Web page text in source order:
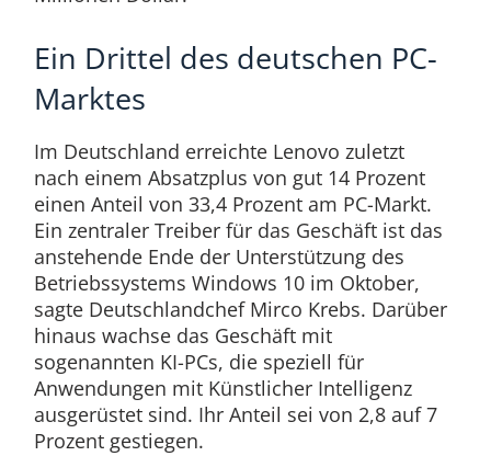
Ein Drittel des deutschen PC-
Marktes
Im Deutschland erreichte Lenovo zuletzt
nach einem Absatzplus von gut 14 Prozent
einen Anteil von 33,4 Prozent am PC-Markt.
Ein zentraler Treiber für das Geschäft ist das
anstehende Ende der Unterstützung des
Betriebssystems Windows 10 im Oktober,
sagte Deutschlandchef Mirco Krebs. Darüber
hinaus wachse das Geschäft mit
sogenannten KI-PCs, die speziell für
Anwendungen mit Künstlicher Intelligenz
ausgerüstet sind. Ihr Anteil sei von 2,8 auf 7
Prozent gestiegen.